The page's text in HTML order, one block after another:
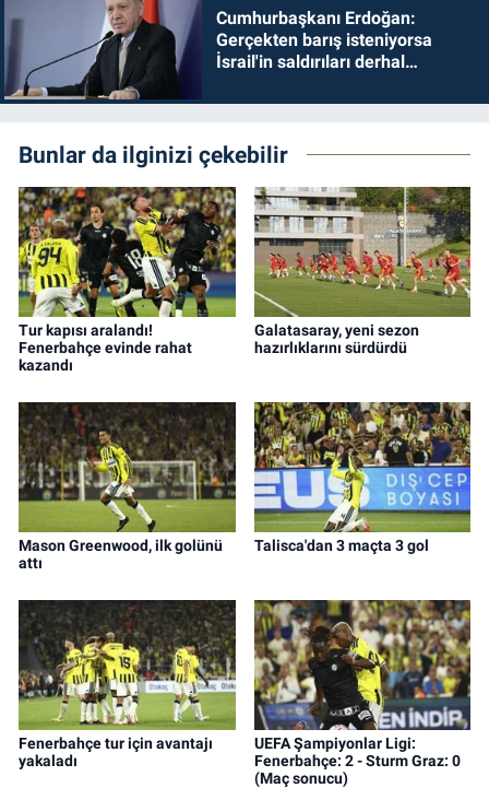
Cumhurbaşkanı Erdoğan:
Gerçekten barış isteniyorsa
İsrail'in saldırıları derhal
Bunlar da ilginizi çekebilir
Tur kapısı aralandı!
Fenerbahçe evinde rahat
kazandı
Galatasaray, yeni sezon
hazırlıklarını sürdürdü
Mason Greenwood, ilk golünü
attı
Talisca'dan 3 maçta 3 gol
Fenerbahçe tur için avantajı
yakaladı
UEFA Şampiyonlar Ligi:
Fenerbahçe: 2 - Sturm Graz: 0
(Maç sonucu)